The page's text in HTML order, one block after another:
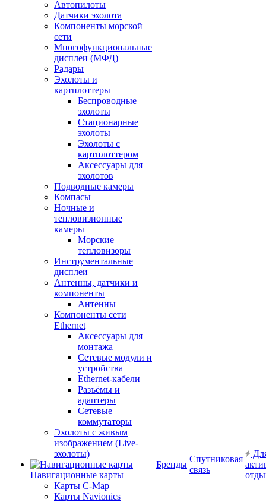
Автопилоты
Датчики эхолота
Компоненты морской
сети
Многофункциональные
дисплеи (МФД)
Радары
Эхолоты и
картплоттеры
Беспроводные
эхолоты
Стационарные
эхолоты
Эхолоты с
картплоттером
Аксессуары для
эхолотов
Подводные камеры
Компасы
Ночные и
тепловизионные
камеры
Морские
тепловизоры
Инструментальные
дисплеи
Антенны, датчики и
компоненты
Антенны
Компоненты сети
Ethernet
Аксессуары для
монтажа
Сетевые модули и
устройства
Ethernet-кабели
Разъёмы и
адаптеры
Сетевые
коммутаторы
Эхолоты с живым
изображением (Live-
эхолоты)
Навигационные карты
Карты C-Map
Карты Navionics
Бренды
Спутниковая
связь